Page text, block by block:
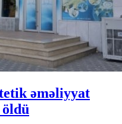
əməliyyat